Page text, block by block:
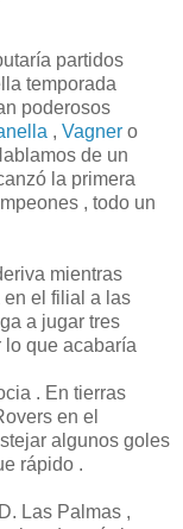
partidos
temporada
poderosos
, Vagner o
de un
la primera
, todo un
mientras
en el filial a las
a jugar tres
lo que acabaría
. En tierras
en el
algunos goles
rápido .
Las Palmas ,